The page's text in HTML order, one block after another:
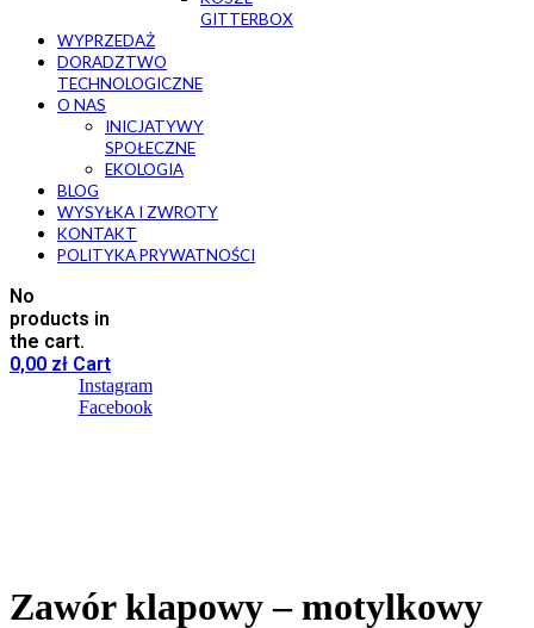
GITTERBOX
WYPRZEDAŻ
DORADZTWO
TECHNOLOGICZNE
O NAS
INICJATYWY
SPOŁECZNE
EKOLOGIA
BLOG
WYSYŁKA I ZWROTY
KONTAKT
POLITYKA PRYWATNOŚCI
No
products in
the cart.
0,00 zł Cart
Instagram
Facebook
Zawór klapowy – motylkowy